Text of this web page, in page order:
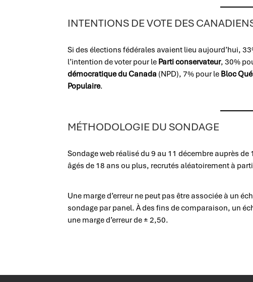
INTENTIONS DE VOTE DES
Si des élections fédérales avaient lieu aujourd’hui,
l’intention de voter pour le Parti conservateur, 30%
démocratique du Canada (NPD), 7% pour le Bloc
Populaire.
MÉTHODOLOGIE DU SONDAGE
Sondage web réalisé du 9 au 11 décembre auprès
âgés de 18 ans ou plus, recrutés aléatoirement à
Une marge d’erreur ne peut pas être associée à un
sondage par panel. À des fins de comparaison, un
une marge d’erreur de ± 2,50.